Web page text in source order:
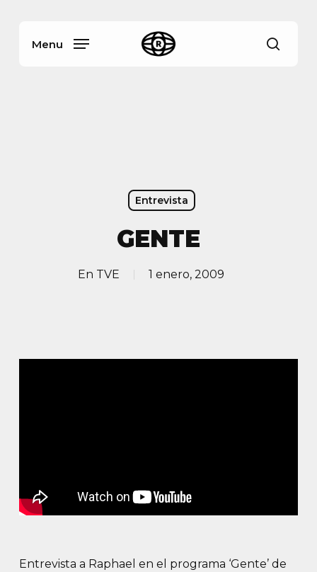
Menu
Entrevista
GENTE
En TVE 1 enero, 2009
Entrevista a Raphael en el programa ‘Gente’ de